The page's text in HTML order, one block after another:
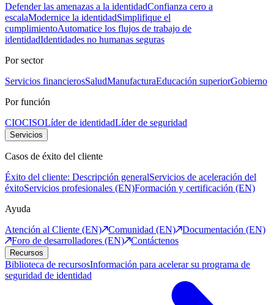
Defender las amenazas a la identidadConfianza cero a
escalaModernice la identidadSimplifique el
cumplimientoAutomatice los flujos de trabajo de
identidadIdentidades no humanas seguras
Por sector
Servicios financierosSaludManufacturaEducación superiorGobierno
Por función
CIOCISOLíder de identidadLíder de seguridad
Servicios
Casos de éxito del cliente
Éxito del cliente: Descripción generalServicios de aceleración del
éxitoServicios profesionales (EN)Formación y certificación (EN)
Ayuda
Atención al Cliente (EN)
Comunidad (EN)
Documentación (EN)
Foro de desarrolladores (EN)
Contáctenos
Recursos
Biblioteca de recursosInformación para acelerar su programa de
seguridad de identidad